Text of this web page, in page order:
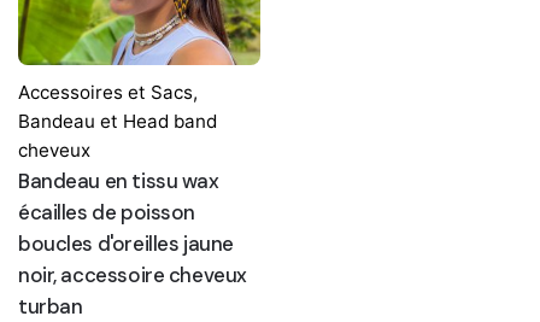
Accessoires et Sacs,
Bandeau et Head band
cheveux
Bandeau en tissu wax
écailles de poisson
boucles d'oreilles jaune
noir, accessoire cheveux
turban